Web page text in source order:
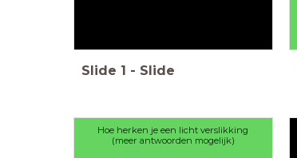
Slide 1 - Slide
Hoe herken je een licht verslikking
(meer antwoorden mogelijk)